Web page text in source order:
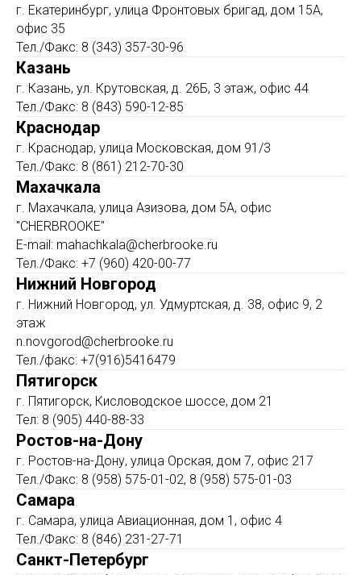
г. Екатеринбург, улица Фронтовых бригад, дом 15А,
офис 35
Тел./Факс: 8 (343) 357-30-96
Казань
г. Казань, ул. Крутовская, д. 26Б, 3 этаж, офис 44
Тел./Факс: 8 (843) 590-12-85
Краснодар
г. Краснодар, улица Московская, дом 91/3
Тел./Факс: 8 (861) 212-70-30
Махачкала
г. Махачкала, улица Азизова, дом 5А, офис
"CHERBROOKE"
E-mail: mahachkala@cherbrooke.ru
Тел./Факс: +7 (960) 420-00-77
Нижний Новгород
г. Нижний Новгород, ул. Удмуртская, д. 38, офис 9, 2
этаж
n.novgorod@cherbrooke.ru
Тел./факс: +7(916)5416479
Пятигорск
г. Пятигорск, Кисловодское шоссе, дом 21
Тел: 8 (905) 440-88-33
Ростов-на-Дону
г. Ростов-на-Дону, улица Орская, дом 7, офис 217
Тел./Факс: 8 (958) 575-01-02, 8 (958) 575-01-03
Самара
г. Самара, улица Авиационная, дом 1, офис 4
Тел./Факс: 8 (846) 231-27-71
Санкт-Петербург